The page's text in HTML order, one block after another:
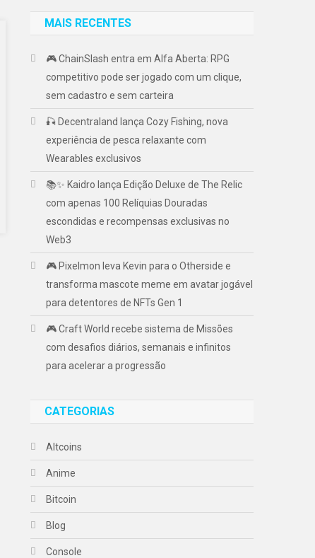
MAIS RECENTES
🎮 ChainSlash entra em Alfa Aberta: RPG
competitivo pode ser jogado com um clique,
sem cadastro e sem carteira
🎣 Decentraland lança Cozy Fishing, nova
experiência de pesca relaxante com
Wearables exclusivos
📚✨ Kaidro lança Edição Deluxe de The Relic
com apenas 100 Relíquias Douradas
escondidas e recompensas exclusivas no
Web3
🎮 Pixelmon leva Kevin para o Otherside e
transforma mascote meme em avatar jogável
para detentores de NFTs Gen 1
🎮 Craft World recebe sistema de Missões
com desafios diários, semanais e infinitos
para acelerar a progressão
CATEGORIAS
Altcoins
Anime
Bitcoin
Blog
Console